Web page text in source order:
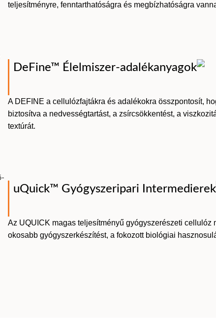
teljesítményre, fenntarthatóságra és megbízhatóságra
DeFine™ Élelmiszer-adalékanyagok
A DEFINE a cellulózfajtákra és adalékokra összpontosít,
biztosítva a nedvességtartást, a zsírcsökkentést, a
textúrát.
uQuick™ Gyógyszeripari Intermedierek
Az UQUICK magas teljesítményű gyógyszerészeti
okosabb gyógyszerkészítést, a fokozott biológiai